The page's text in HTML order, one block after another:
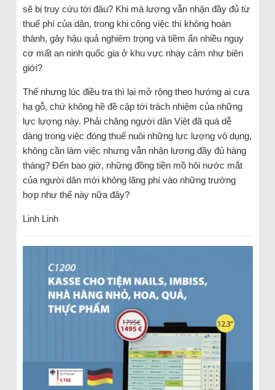
sẽ bị truy cứu tới đâu? Khi mà lương vẫn nhận đầy đủ từ
thuế phí của dân, trong khi công việc thì không hoàn
thành, gây hậu quả nghiêm trọng và tiềm ẩn nhiều nguy
cơ mất an ninh quốc gia ở khu vực nhạy cảm như biên
giới?
Thế nhưng lúc điều tra thì lại mở rộng theo hướng ai cưa
hạ gỗ, chứ không hề đề cập tới trách nhiệm của những
lực lượng này. Phải chăng người dân Việt đã quá dễ
dàng trong việc đóng thuế nuôi những lực lượng vô dụng,
không cần làm việc nhưng vẫn nhận lương đầy đủ hàng
tháng? Đến bao giờ, những đồng tiền mồ hôi nước mắt
của người dân mới không lãng phí vào những trường
hợp như thế này nữa đây?
Linh Linh